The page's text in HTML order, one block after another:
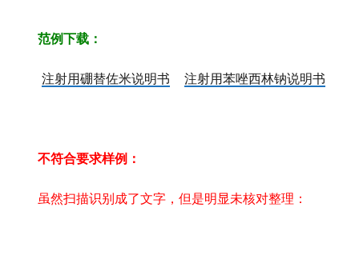
范例下载：
注射用硼替佐米说明书 注射用苯唑西林钠说明书
不符合要求样例：
虽然扫描识别成了文字，但是明显未核对整理：